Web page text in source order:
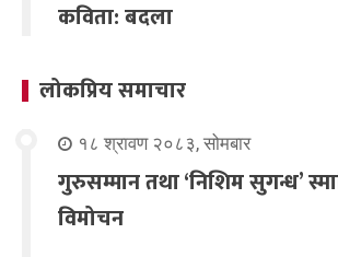
कविता: बदला
लोकप्रिय समाचार
१८ श्रावण २०८३, सोमबार
गुरुसम्मान तथा ‘निशिम सुगन्ध’
विमोचन